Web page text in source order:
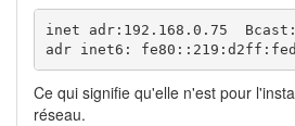
inet adr:192.168.0.75
adr inet6:
Ce qui signifie qu'elle n'est pour
réseau.